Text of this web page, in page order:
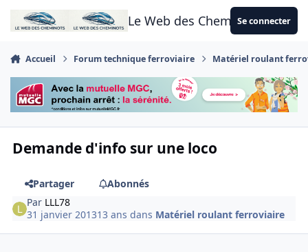
Aller au contenu
Le Web des CheminotsSe connecter
Accueil Forum technique ferroviaire Matériel roulant
Demande d'info sur une loco
Partager
Abonnés
Par LLL78
31 janvier 201313 ans dans Matériel roulant ferroviaire